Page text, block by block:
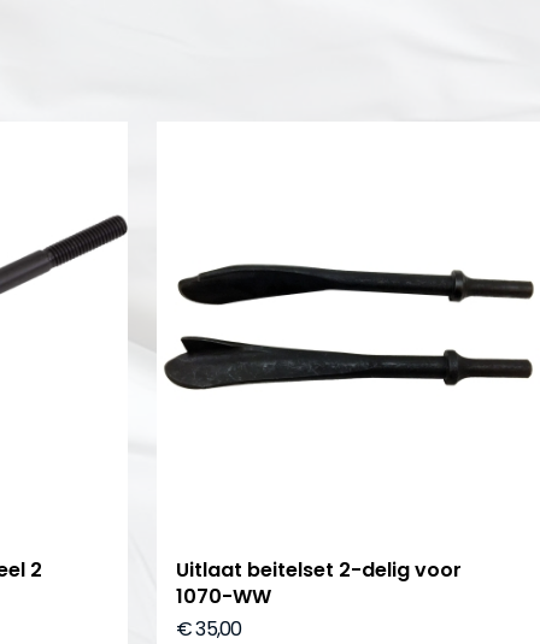
2
Uitlaat beitelset 2-delig voor
1070-WW
€ 35,00